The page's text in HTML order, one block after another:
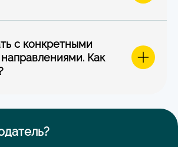
с конкретными
Как